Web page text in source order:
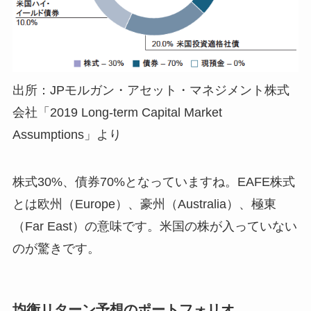
出所：JPモルガン・アセット・マネジメント株式
会社「2019 Long-term Capital Market
Assumptions」より
株式30%、債券70%となっていますね。EAFE株式
とは欧州（Europe）、豪州（Australia）、極東
（Far East）の意味です。米国の株が入っていない
のが驚きです。